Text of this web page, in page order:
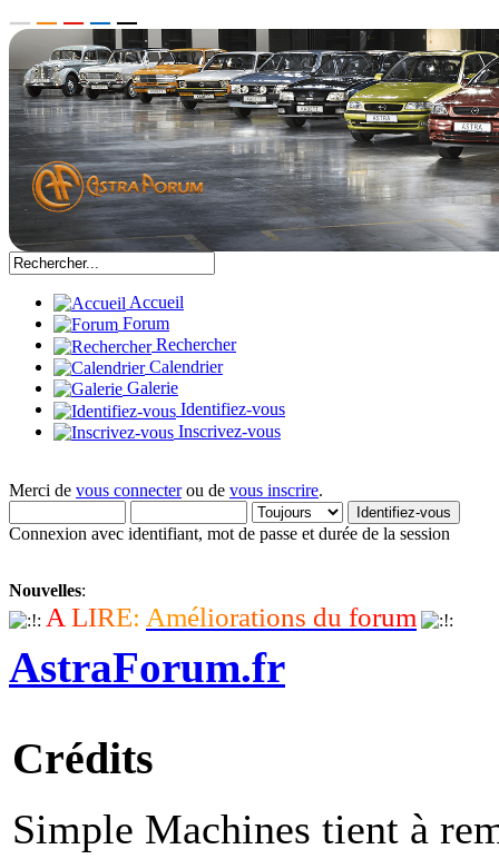
Accueil
Forum
Rechercher
Calendrier
Galerie
Identifiez-vous
Inscrivez-vous
Merci de vous connecterou de vous inscrire.
Connexion avec identifiant, mot de passe et durée de la session
Nouvelles:
A LIRE: Améliorations du forum
AstraForum.fr
Crédits
Simple Machines tient à